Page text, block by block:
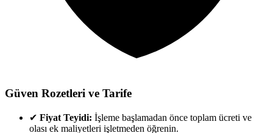
Güven Rozetleri ve Tarife
✔ Fiyat Teyidi: İşleme başlamadan önce toplam ücreti ve
olası ek maliyetleri işletmeden öğrenin.